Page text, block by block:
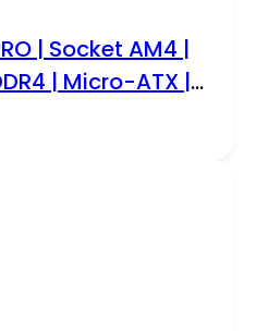
| Socket AM4 |
| Micro-ATX |